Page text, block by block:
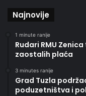
Najnovije
1 minute ranije
Rudari RMU
zaostalih plaća
3 minutes ranije
Grad Tuzla
poduzetništva i